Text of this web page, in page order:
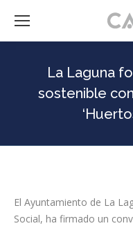
La Laguna
sostenible
El Ayuntamiento de La
Social, ha firmado un